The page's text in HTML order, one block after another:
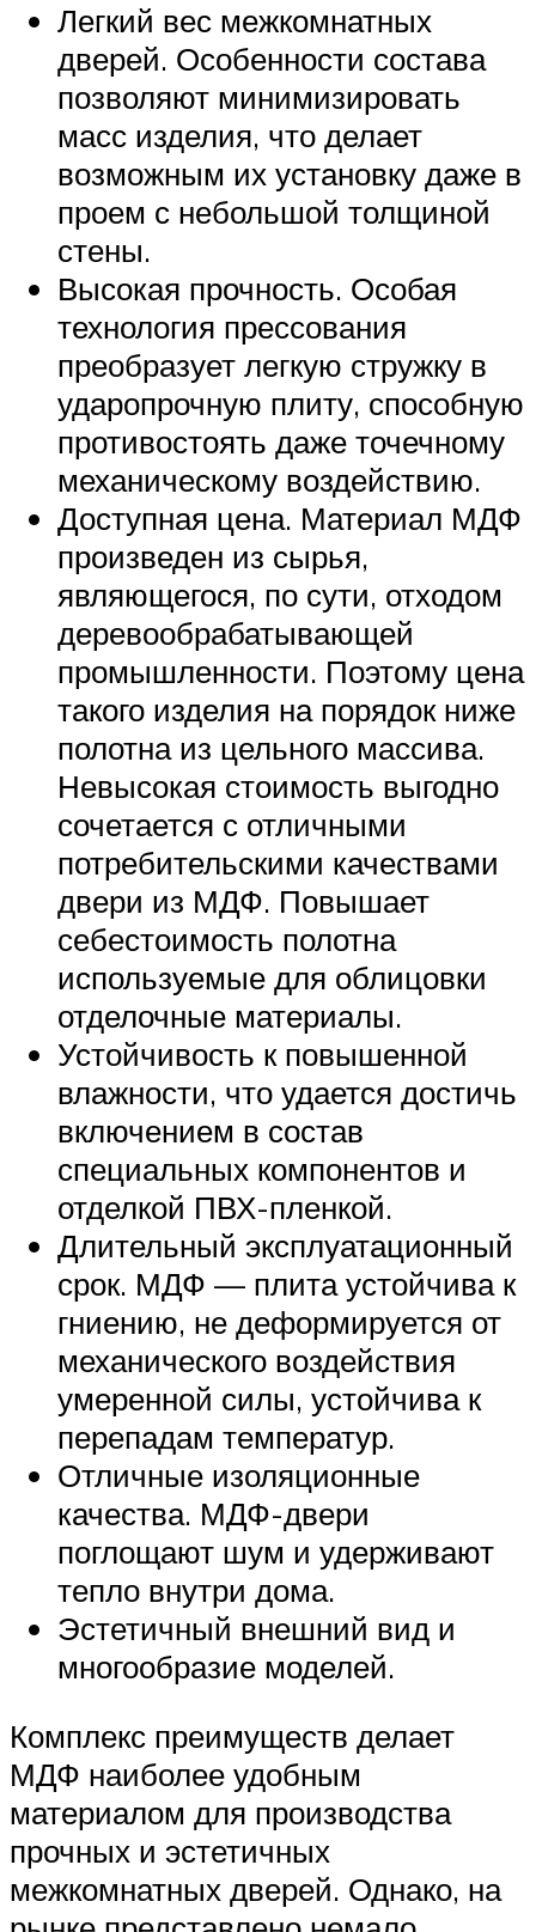
Легкий вес межкомнатных
дверей. Особенности состава
позволяют минимизировать
масс изделия, что делает
возможным их установку даже в
проем с небольшой толщиной
стены.
Высокая прочность. Особая
технология прессования
преобразует легкую стружку в
ударопрочную плиту, способную
противостоять даже точечному
механическому воздействию.
Доступная цена. Материал МДФ
произведен из сырья,
являющегося, по сути, отходом
деревообрабатывающей
промышленности. Поэтому цена
такого изделия на порядок ниже
полотна из цельного массива.
Невысокая стоимость выгодно
сочетается с отличными
потребительскими качествами
двери из МДФ. Повышает
себестоимость полотна
используемые для облицовки
отделочные материалы.
Устойчивость к повышенной
влажности, что удается достичь
включением в состав
специальных компонентов и
отделкой ПВХ-пленкой.
Длительный эксплуатационный
срок. МДФ — плита устойчива к
гниению, не деформируется от
механического воздействия
умеренной силы, устойчива к
перепадам температур.
Отличные изоляционные
качества. МДФ-двери
поглощают шум и удерживают
тепло внутри дома.
Эстетичный внешний вид и
многообразие моделей.
Комплекс преимуществ делает
МДФ наиболее удобным
материалом для производства
прочных и эстетичных
межкомнатных дверей. Однако, на